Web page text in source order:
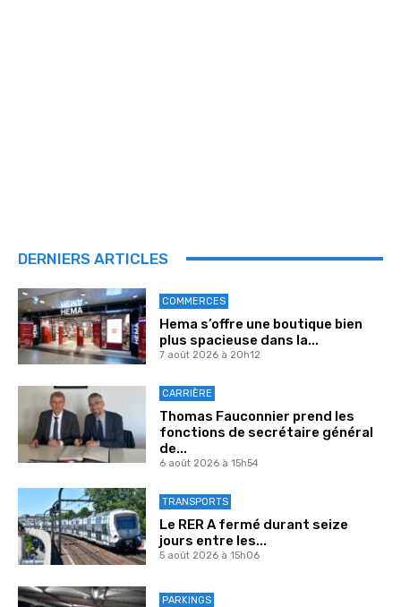
DERNIERS ARTICLES
COMMERCES
Hema s’offre une boutique bien
plus spacieuse dans la...
7 août 2026 à 20h12
CARRIÈRE
Thomas Fauconnier prend les
fonctions de secrétaire général
de...
6 août 2026 à 15h54
TRANSPORTS
Le RER A fermé durant seize
jours entre les...
5 août 2026 à 15h06
PARKINGS